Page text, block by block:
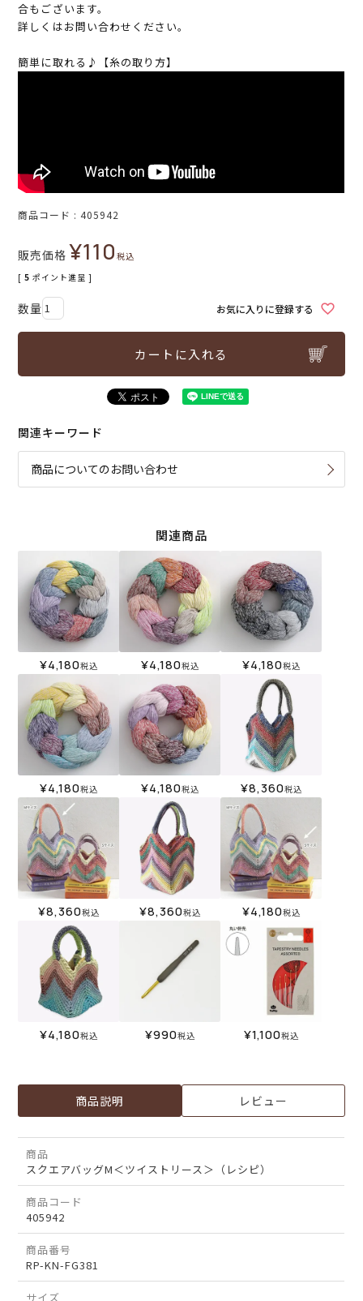
合もございます。
詳しくはお問い合わせください。
簡単に取れる♪【糸の取り方】
商品コード 405942
販売価格 ¥110税込
[ 5 ポイント進呈 ]
お気に入りに登録する
カートに入れる
関連キーワード
商品についてのお問い合わせ
関連商品
¥4,180税込 ¥4,180税込 ¥4,180税込
¥4,180税込 ¥4,180税込 ¥8,360税込
¥8,360税込 ¥8,360税込 ¥4,180税込
¥4,180税込 ¥990税込 ¥1,100税込
商品説明 レビュー
商品
スクエアバッグM＜ツイストリース＞（レシピ）
商品コード
405942
商品番号
RP-KN-FG381
サイズ